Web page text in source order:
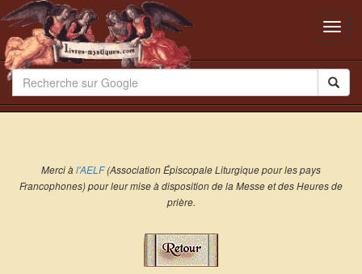
Merci à l'AELF(Association Épiscopale Liturgique pour les pays
Francophones) pour leur mise à disposition de la Messe et des Heures de
prière.